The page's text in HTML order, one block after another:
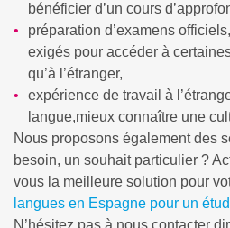
bénéficier d’un cours
préparation d’examens
exigés pour accéder à
qu’à l’étranger,
expérience de travail à
langue,mieux connaître une
Nous proposons également des
besoin, un souhait particulier ?
vous la meilleure solution pour
langues en Espagne pour un
N’hésitez pas à nous contacter